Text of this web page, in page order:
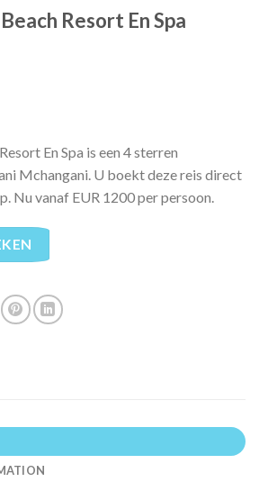
Resort En Spa
En Spa is een 4 sterren
Mchangani. U boekt deze reis direct
Nu vanaf EUR 1200 per persoon.